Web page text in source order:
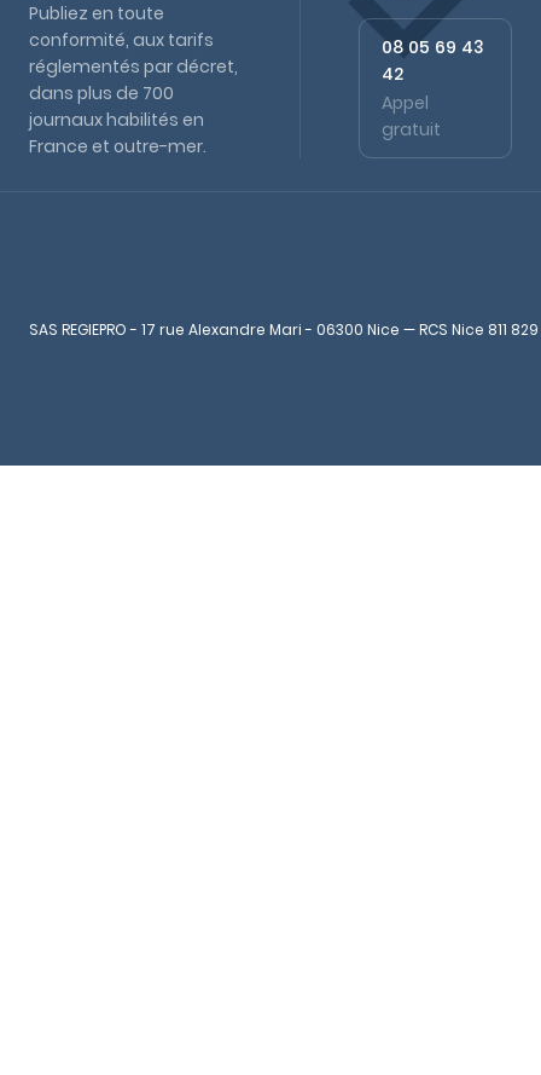
Publiez en toute
conformité, aux tarifs
réglementés par décret,
dans plus de 700
journaux habilités en
France et outre-mer.
08 05 69 43
42
Appel
gratuit
SAS REGIEPRO - 17 rue Alexandre Mari - 06300 Nice — RCS Nice 811